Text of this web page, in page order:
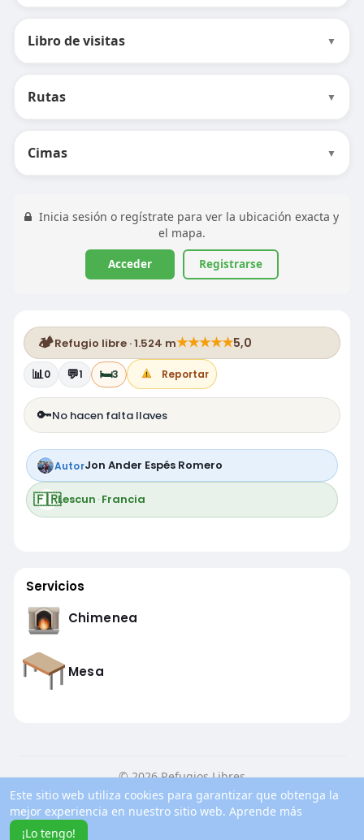
Este sitio web utiliza cookies para garantizar que obtenga la
mejor experiencia en nuestro sitio web. Aprende más
¡Lo tengo!
Libro de visitas ▼
Rutas ▼
Cimas ▼
Inicia sesión o regístrate para ver la ubicación exacta y
el mapa.
Acceder Registrarse
🏕️Refugio libre · 1.524 m★★★★★5,0
📊0 💬1 🛏️3 Reportar
🔑No hacen falta llaves
AutorJon Ander Espés Romero
🇫🇷Lescun ·Francia
Servicios
Chimenea
Mesa
© 2026 Refugios Libres
Inicio
Conocenos Contacto
Política de privacidad
Condiciones de uso
Blog
Más información